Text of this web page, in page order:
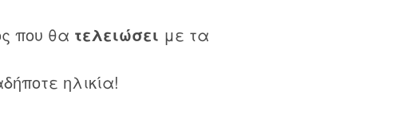
που θα τελειώσει με τα
ηλικία!